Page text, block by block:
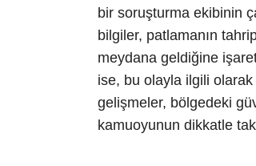
bir soruşturma ekibinin
bilgiler, patlamanın
meydana geldiğine
ise, bu olayla ilgili olarak
gelişmeler, bölgedeki
kamuoyunun dikkatle